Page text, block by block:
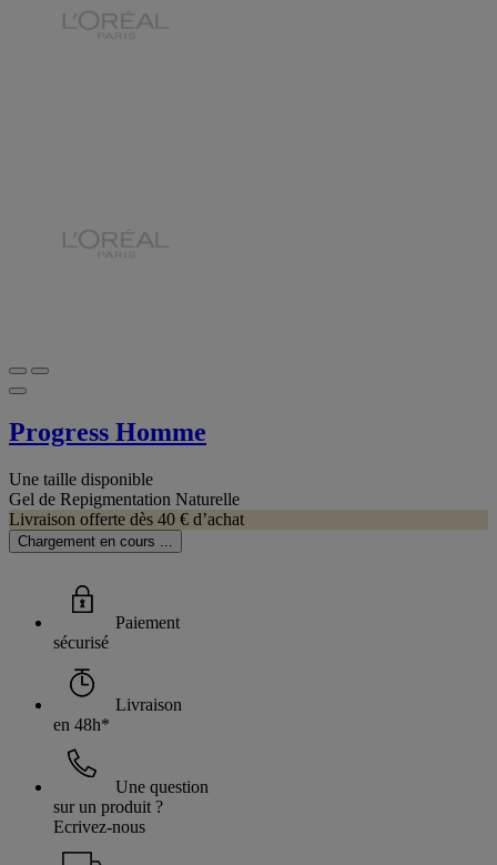
Progress Homme
Une taille disponible
Gel de Repigmentation Naturelle
Livraison offerte dès 40 € d’achat
Chargement en cours ...
Paiement
sécurisé
Livraison
en 48h*
Une question
sur un produit ?
Ecrivez-nous